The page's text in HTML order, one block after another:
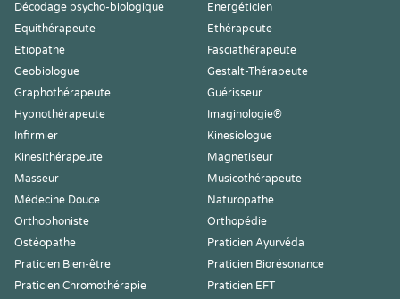
Décodage psycho-biologique
Energéticien
Equithérapeute
Ethérapeute
Etiopathe
Fasciathérapeute
Geobiologue
Gestalt-Thérapeute
Graphothérapeute
Guérisseur
Hypnothérapeute
Imaginologie®
Infirmier
Kinesiologue
Kinesithérapeute
Magnetiseur
Masseur
Musicothérapeute
Médecine Douce
Naturopathe
Orthophoniste
Orthopédie
Ostéopathe
Praticien Ayurvéda
Praticien Bien-être
Praticien Biorésonance
Praticien Chromothérapie
Praticien EFT